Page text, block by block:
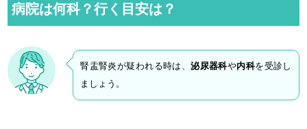
病院は何科？行く目安は？
腎盂腎炎が疑われる時は、泌尿器科や内科を受診し
ましょう。